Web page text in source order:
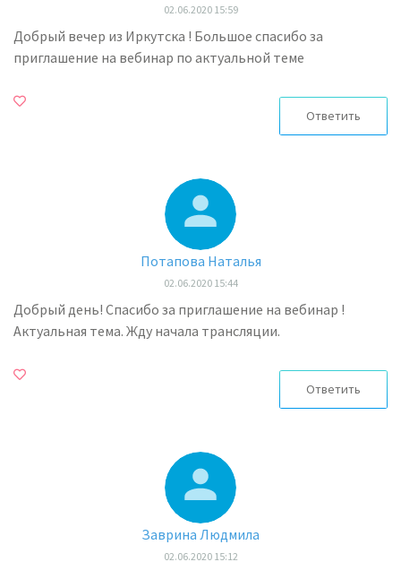
02.06.2020 15:59
Добрый вечер из Иркутска ! Большое спасибо за
приглашение на вебинар по актуальной теме
Ответить
Потапова Наталья
02.06.2020 15:44
Добрый день! Спасибо за приглашение на вебинар !
Актуальная тема. Жду начала трансляции.
Ответить
Заврина Людмила
02.06.2020 15:12